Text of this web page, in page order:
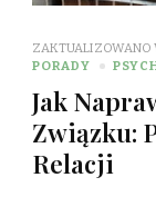
ZAKTUALIZOWANO
PORADY
Jak
Związku:
Relacji